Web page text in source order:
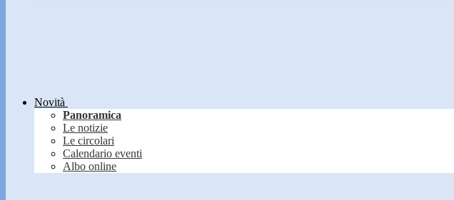
Novità
Panoramica
Le notizie
Le circolari
Calendario eventi
Albo online